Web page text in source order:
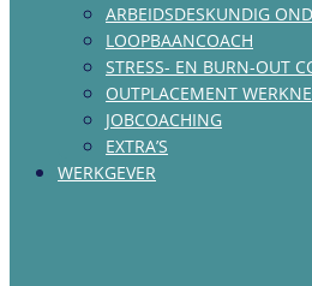
ARBEIDSDESKUNDIG
LOOPBAANCOACH
STRESS- EN BURN-OUT
OUTPLACEMENT
JOBCOACHING
EXTRA’S
WERKGEVER